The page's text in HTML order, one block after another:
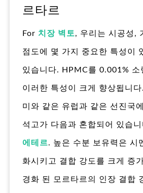
르타르
For 치장 벽토, 우리는 시공성,
점도에 몇 가지 중요한 특성이
있습니다. HPMC를 0.001% 소
이러한 특성이 크게 향상됩니
미와 같은 유럽과 같은 선진국
석고가 다음과 혼합되어 있습니
에테르. 높은 수분 보유력은 시
화시키고 결합 강도를 크게 증
경화 된 모르타르의 인장 결합